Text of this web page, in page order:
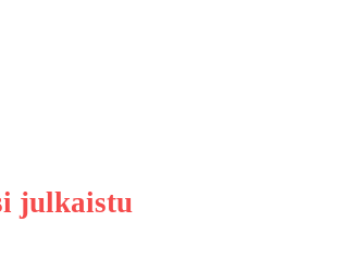
julkaistu